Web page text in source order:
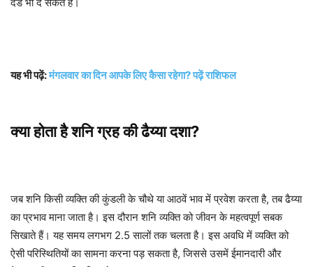
यह भी पढ़ें:मंगलवार का दिन आपके लिए कैसा रहेगा? पढ़ें राशिफल
क्या होता है शनि ग्रह की ढैय्या दशा?
जब शनि किसी व्यक्ति की कुंडली के चौथे या आठवें भाव में प्रवेश करता है, तब ढैय्या
का प्रभाव माना जाता है। इस दौरान शनि व्यक्ति को जीवन के महत्वपूर्ण सबक
सिखाते हैं। यह समय लगभग 2.5 सालों तक चलता है। इस अवधि में व्यक्ति को
ऐसी परिस्थितियों का सामना करना पड़ सकता है, जिससे उसमें ईमानदारी और